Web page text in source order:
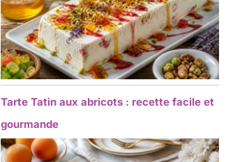
Tarte Tatin aux abricots : recette facile et
gourmande